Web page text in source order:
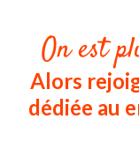
On est
Alors
dédiée au